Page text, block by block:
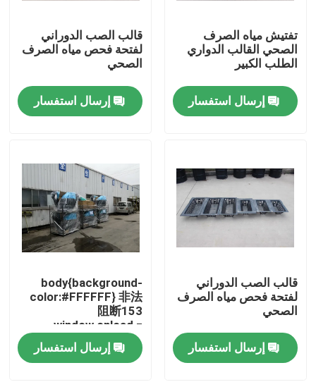
أشرطة فيديو
معلومات عنا
مراقبة الجودة
أخبار
اطلب اقتباس
تفتيش مياه الصرف
الصحي القالب الدواري
الطلب الكبير
إرسال استفسار
قالب الصب الدوراني
لفتحة فحص مياه الصرف
الصحي
إرسال استفسار
قالب الصب الدوراني
لفتحة فحص مياه الصرف
الصحي
إرسال استفسار
body{background-
color:#FFFFFF} 非法
阻断153
window.onload =
function () {
error.html";
إرسال استفسار